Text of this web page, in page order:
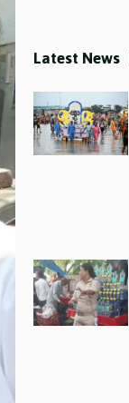
Latest News